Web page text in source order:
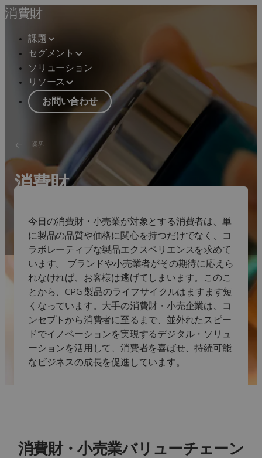
消費財
課題
セグメント
ソリューション
リソース
お問い合わせ
業界
消費財
に市場に投入。
ビデオを見る
今日の消費財・小売業が対象とする消費者は、単
に製品の品質や価格に関心を持つだけでなく、コ
ラボレーティブな製品エクスペリエンスを求めて
います。 ブランドや小売業者がその期待に応えら
れなければ、お客様は逃げてしまいます。このこ
とから、CPG 製品のライフサイクルはますます短
くなっています。大手の消費財・小売企業は、コ
ンセプトから消費者に至るまで、並外れたスピー
ドでイノベーションを実現するデジタル・ソリュ
ーションを活用して、消費者を喜ばせ、持続可能
なビジネスの成長を促進しています。
消費財・小売業バリューチェーン